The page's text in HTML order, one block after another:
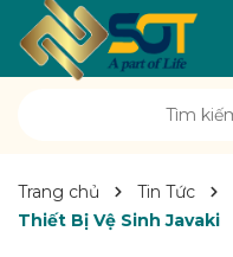
Trang chủ Tin Tức
Thiết Bị Vệ Sinh Javaki